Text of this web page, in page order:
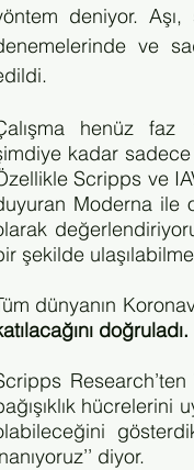
deniyor.
ve
henüz
kadar
Scripps ve
Moderna ile
şekilde
dünyanın
doğruladı.
diyor.